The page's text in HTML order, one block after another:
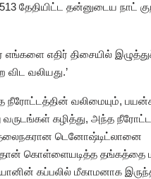
தன்னுடைய நாட்
எதிர் திசையில்
வலியது.’
வலிமையும்,
கழித்து, அந்த
டெனோஷ்டிட்லானை
தான் கொள்ளையடித்த தங்கத்தை
கப்பலில் மீகாமனாக